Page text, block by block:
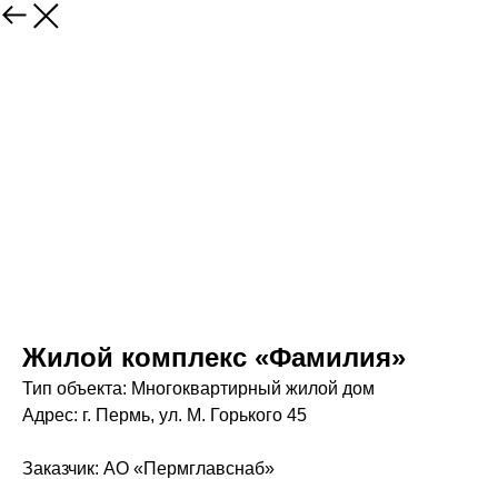
Жилой комплекс «Фамилия»
Тип объекта: Многоквартирный жилой дом
Адрес: г. Пермь, ул. М. Горького 45
Заказчик: АО «Пермглавснаб»